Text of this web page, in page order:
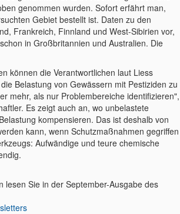
genommen wurden. Sofort erfährt man,
Gebiet bestellt ist. Daten zu den
Frankreich, Finnland und West-Sibirien vor,
in Großbritannien und Australien. Die
können die Verantwortlichen laut Liess
Belastung von Gewässern mit Pestiziden zu
mehr, als nur Problembereiche identifizieren",
Es zeigt auch an, wo unbelastete
kompensieren. Das ist deshalb von
kann, wenn Schutzmaßnahmen gegriffen
Aufwändige und teure chemische
Sie in der September-Ausgabe des